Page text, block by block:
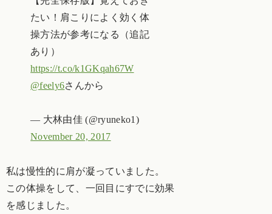
たい！肩こりによく効く体
操方法が参考になる（追記
あり）
https://t.co/k1GKqah67W
@feely6さんから
— 大林由佳 (@ryuneko1)
November 20, 2017
私は慢性的に肩が凝っていました。
この体操をして、一回目にすでに効果
を感じました。